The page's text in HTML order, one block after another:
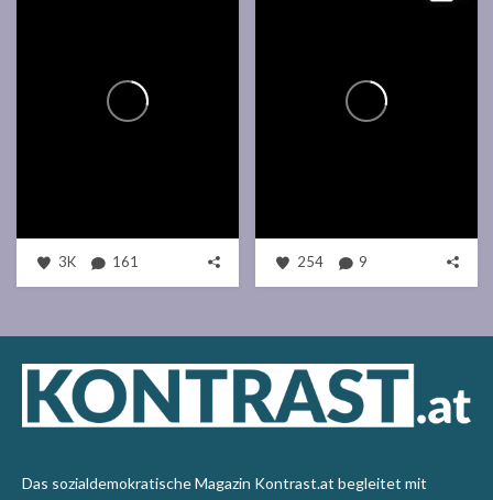
3K 161 254 9
Das sozialdemokratische Magazin Kontrast.at begleitet mit